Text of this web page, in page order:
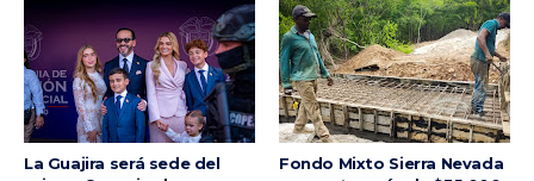
La Guajira será sede del
Fondo Mixto Sierra Nevada